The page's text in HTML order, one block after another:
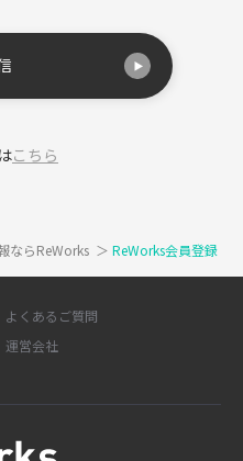
こちら
ならReWorks ＞ ReWorks会員登録
よくあるご質問
運営会社